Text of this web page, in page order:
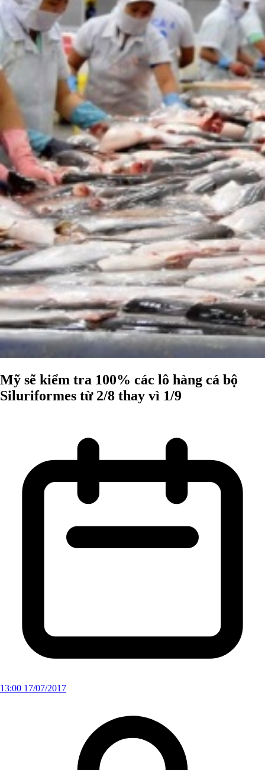
Mỹ sẽ kiểm tra 100% các lô hàng cá bộ
Siluriformes từ 2/8 thay vì 1/9
13:00 17/07/2017